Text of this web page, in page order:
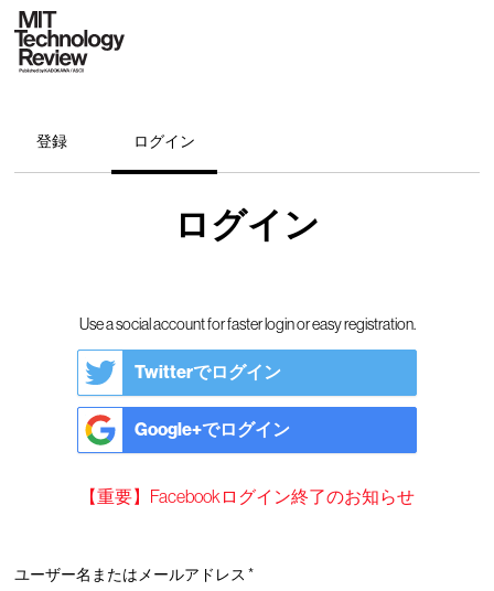
登録 ログイン
ログイン
Use a social account for faster login or easy registration.
Twitterでログイン
Google+でログイン
【重要】Facebookログイン終了のお知らせ
ユーザー名またはメールアドレス*必